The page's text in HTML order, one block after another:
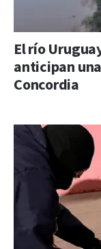
El río
anticipan
Concordia